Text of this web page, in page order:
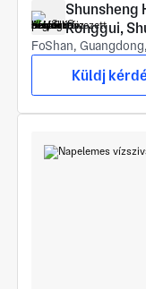
Shunsheng
Ronggui,
FoShan,
Küldj